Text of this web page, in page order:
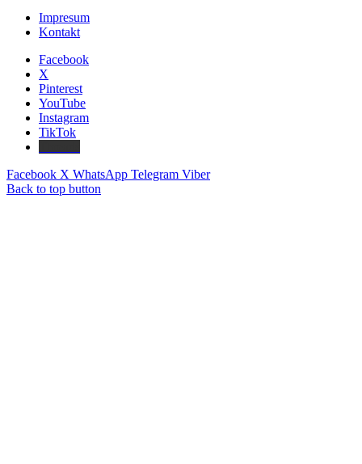
Impresum
Kontakt
Facebook
X
Pinterest
YouTube
Instagram
TikTok
Facebook X WhatsApp Telegram Viber
Back to top button